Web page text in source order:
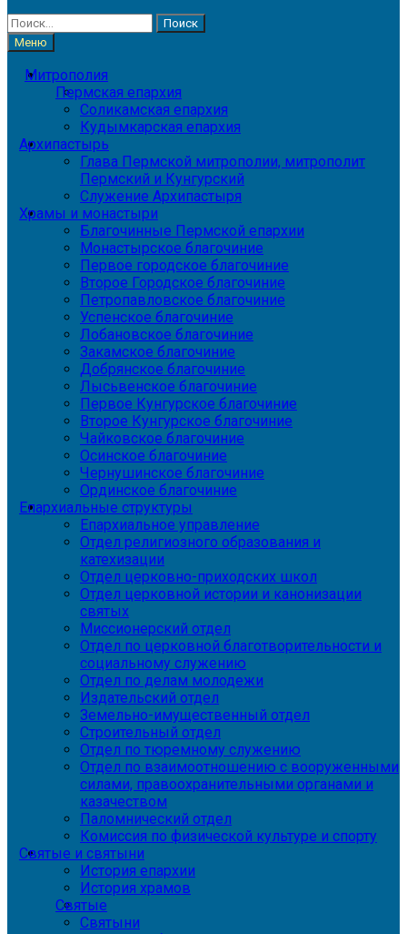
Найти:
Меню
Митрополия
Пермская епархия
Соликамская епархия
Кудымкарская епархия
Архипастырь
Глава Пермской митрополии, митрополит
Пермский и Кунгурский
Служение Архипастыря
Храмы и монастыри
Благочинные Пермской епархии
Монастырское благочиние
Первое городское благочиние
Второе Городское благочиние
Петропавловское благочиние
Успенское благочиние
Лобановское благочиние
Закамское благочиние
Добрянское благочиние
Лысьвенское благочиние
Первое Кунгурское благочиние
Второе Кунгурское благочиние
Чайковское благочиние
Осинское благочиние
Чернушинское благочиние
Ординское благочиние
Епархиальные структуры
Епархиальное управление
Отдел религиозного образования и
катехизации
Отдел церковно-приходских школ
Отдел церковной истории и канонизации
святых
Миссионерский отдел
Отдел по церковной благотворительности и
социальному служению
Отдел по делам молодежи
Издательский отдел
Земельно-имущественный отдел
Строительный отдел
Отдел по тюремному служению
Отдел по взаимоотношению с вооруженными
силами, правоохранительными органами и
казачеством
Паломнический отдел
Комиссия по физической культуре и спорту
Святые и святыни
История епархии
История храмов
Святые
Святыни